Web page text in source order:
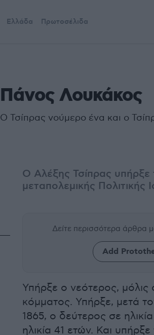
Ελλάδα Πρωτοσέλιδα
Πάνος Λουκάκος
Ο Τσίπρας νούμερο ένα και ο
Ο Αλέξης Τσίπρας υπήρξε
μεταπολεμικής Πολιτικής
Δείτε περισσότερα άρθρα
Add
Υπήρξε ο νεότερος, μόλις
κόμματος. Υπήρξε, μετά
1865, ο δεύτερος σε
ηλικία 41 ετών. Και